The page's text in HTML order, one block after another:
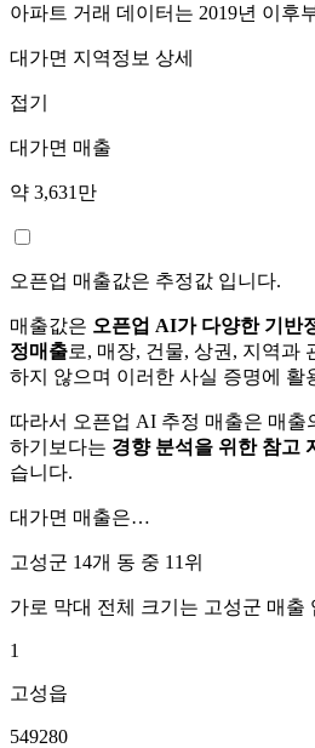
아파트 거래 데이터는 2019년 이후
대가면 지역정보 상세
접기
대가면 매출
약 3,631만
오픈업 매출값은 추정값 입니다.
매출값은 오픈업 AI가 다양한 기반
정매출로, 매장, 건물, 상권, 지역과
하지 않으며 이러한 사실 증명에 활
따라서 오픈업 AI 추정 매출은 매출
하기보다는 경향 분석을 위한 참고
습니다.
대가면 매출은…
고성군 14개 동 중 11위
가로 막대 전체 크기는 고성군 매출
1
고성읍
549280